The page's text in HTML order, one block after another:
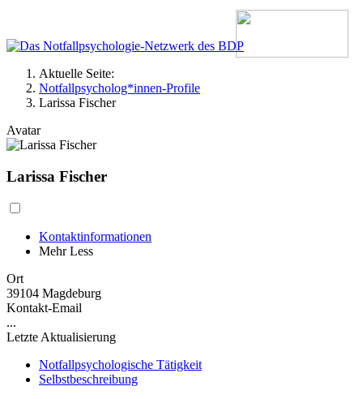
Aktuelle Seite:
Notfallpsycholog*innen-Profile
Larissa Fischer
Avatar
Larissa Fischer
Kontaktinformationen
Mehr Less
Ort
39104 Magdeburg
Kontakt-Email
...
Letzte Aktualisierung
Notfallpsychologische Tätigkeit
Selbstbeschreibung